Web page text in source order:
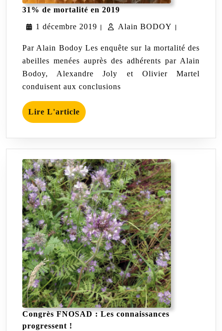
31% de mortalité en 201931%
mortalité
2019
1 décembre 2019 1
2019
| Alain BODOY Alain
|
Par Alain Bodoy Les enquête sur la mortalité des
abeilles menées auprès des adhérents par Alain
Bodoy, Alexandre Joly et Olivier Martel
conduisent aux conclusions
Lire L'article Lire
L'article
Congrès FNOSAD : Les connaissances
progressent !